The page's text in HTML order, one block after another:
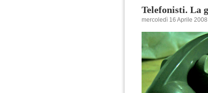
Telefonisti. La
mercoledì 16 Aprile 2008